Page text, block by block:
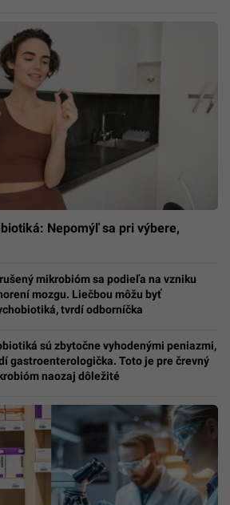
Nepomýľ sa pri výbere,
mikrobióm sa podieľa na vzniku
mozgu. Liečbou môžu byť
tvrdí odborníčka
sú zbytočne vyhodenými peniazmi,
gastroenterologička. Toto je pre črevný
naozaj dôležité